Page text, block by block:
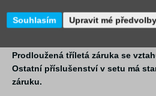
určena pro teploty od -10 do +90 °C.
kvůli malým dílkům ani pro děti do 3
Prodloužená tříletá záruka se
Ostatní příslušenství v setu má
záruku.
Souhlasím Upravit mé předvolby